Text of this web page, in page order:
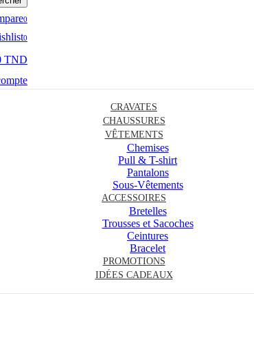
0
0
TND
CRAVATES
CHAUSSURES
VÊTEMENTS
Chemises
Pull & T-shirt
Pantalons
Sous-Vêtements
ACCESSOIRES
Bretelles
Trousses et Sacoches
Ceintures
Bracelet
PROMOTIONS
IDÉES CADEAUX